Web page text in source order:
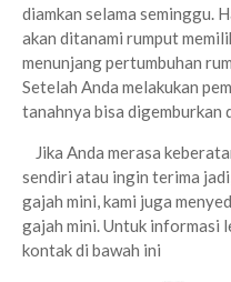
diamkan selama seminggu.
akan ditanami rumput
menunjang pertumbuhan
Setelah Anda melakukan
tanahnya bisa digemburkan
Jika Anda merasa
sendiri atau ingin terima
gajah mini, kami juga
gajah mini. Untuk informasi
kontak di bawah ini